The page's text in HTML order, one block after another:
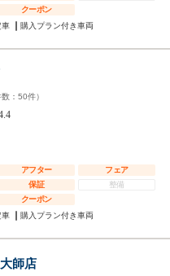
クーポン
車 購入プラン付き車両
： 50件）
アフター
フェア
保証
整備
クーポン
車 購入プラン付き車両
師店